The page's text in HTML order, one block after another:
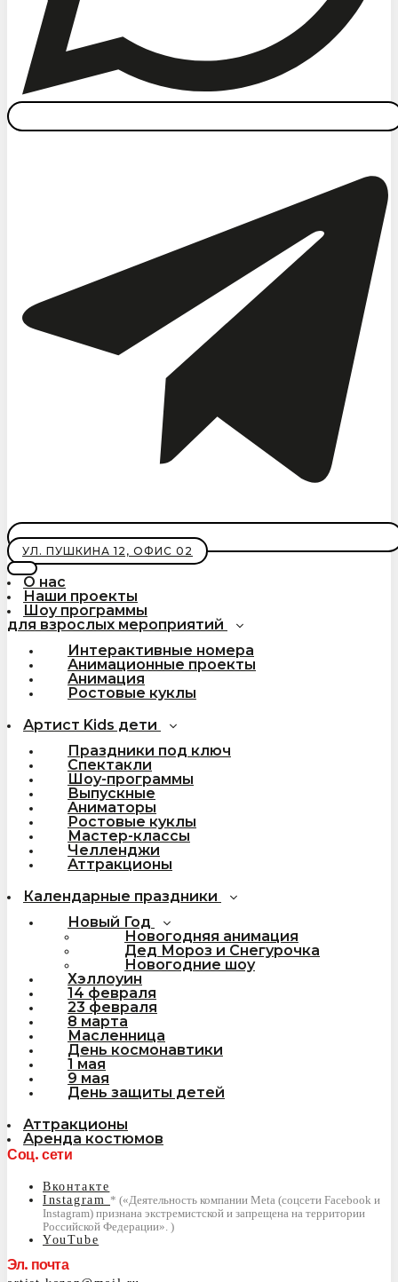
УЛ. ПУШКИНА 12, ОФИС 02
О нас
Наши проекты
Шоу программы
для взрослых мероприятий
Интерактивные номера
Анимационные проекты
Анимация
Ростовые куклы
Артист Kids дети
Праздники под ключ
Спектакли
Шоу-программы
Выпускные
Аниматоры
Ростовые куклы
Мастер-классы
Челленджи
Аттракционы
Календарные праздники
Новый Год
Новогодняя анимация
Дед Мороз и Снегурочка
Новогодние шоу
Хэллоуин
14 февраля
23 февраля
8 марта
Масленница
День космонавтики
1 мая
9 мая
День защиты детей
Аттракционы
Аренда костюмов
Соц. сети
Вконтакте
Instagram
YouTube
Эл. почта